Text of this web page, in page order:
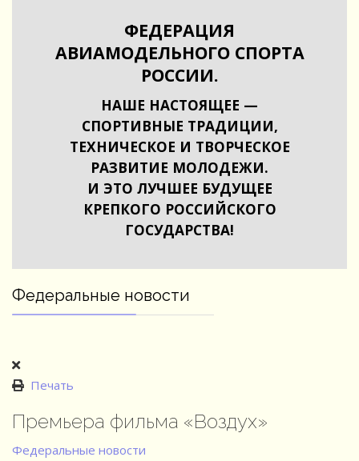
ФЕДЕРАЦИЯ
АВИАМОДЕЛЬНОГО СПОРТА
РОССИИ.
НАШЕ НАСТОЯЩЕЕ —
СПОРТИВНЫЕ ТРАДИЦИИ,
ТЕХНИЧЕСКОЕ И ТВОРЧЕСКОЕ
РАЗВИТИЕ МОЛОДЕЖИ.
И ЭТО ЛУЧШЕЕ БУДУЩЕЕ
КРЕПКОГО РОССИЙСКОГО
ГОСУДАРСТВА!
Федеральные новости
Печать
Премьера фильма «Воздух»
Федеральные новости